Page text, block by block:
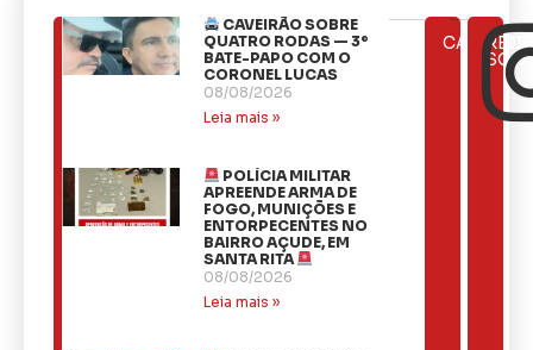
ÚLTIMAS
NOTÍCIAS
CAVEIRÃO SOBRE
QUATRO RODAS — 3º
BATE-PAPO COM O
CORONEL LUCAS
08/08/2026
Leia mais »
POLÍCIA MILITAR
APREENDE ARMA DE
FOGO, MUNIÇÕES E
ENTORPECENTES NO
BAIRRO AÇUDE, EM
SANTA RITA
08/08/2026
Leia mais »